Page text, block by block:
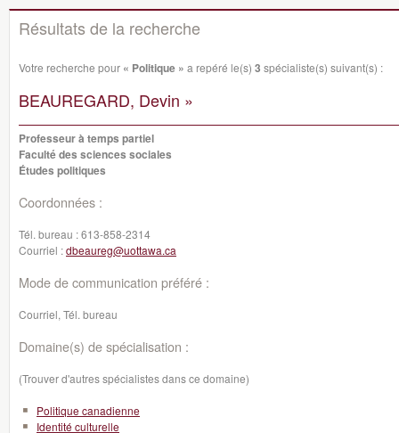
Résultats de la recherche
Votre recherche pour « Politique » a repéré le(s) 3 spécialiste(s) suivant(s) :
BEAUREGARD, Devin »
Professeur à temps partiel
Faculté des sciences sociales
Études politiques
Coordonnées :
Tél. bureau :613-858-2314
Courriel :dbeaureg@uottawa.ca
Mode de communication préféré :
Courriel, Tél. bureau
Domaine(s) de spécialisation :
(Trouver d'autres spécialistes dans ce domaine)
Politique canadienne
Identité culturelle